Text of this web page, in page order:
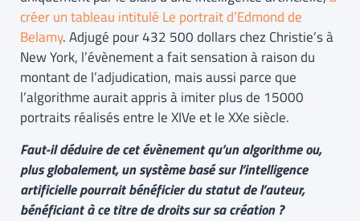
créer un tableau intitulé Le portrait d’Edmond de
Belamy. Adjugé pour 432 500 dollars chez Christie’s à
New York, l’évènement a fait sensation à raison du
montant de l’adjudication, mais aussi parce que
l’algorithme aurait appris à imiter plus de 15000
portraits réalisés entre le XIVe et le XXe siècle.
Faut-il déduire de cet évènement qu’un algorithme ou,
plus globalement, un système basé sur l’intelligence
artificielle pourrait bénéficier du statut de l’auteur,
bénéficiant à ce titre de droits sur sa création ?